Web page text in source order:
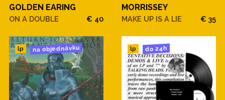
GOLDEN EARING
ON A DOUBLE € 40
MORRISSEY
MAKE UP IS A LIE € 35
lp na objednávku lp do 24h